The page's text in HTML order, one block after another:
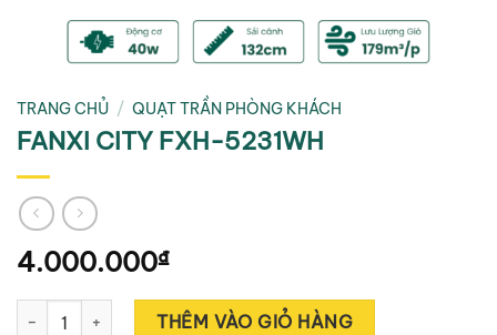
TRANG CHỦ / QUẠT TRẦN PHÒNG KHÁCH
FANXI CITY FXH-5231WH
4.000.000₫
FANXI CITY FXH-5231WH số lượng
THÊM VÀO GIỎ HÀNG